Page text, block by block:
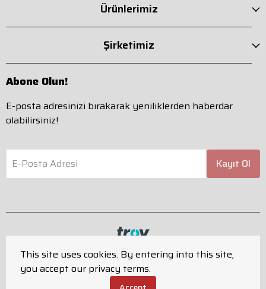
This site uses cookies. By entering into this site,
you accept our privacy terms.
Ürünlerimiz
Şirketimiz
Abone Olun!
E-posta adresinizi bırakarak yeniliklerden haberdar
olabilirsiniz!
E-Posta Adresi Kayıt Ol
Tüm hakları saklıdır.
Powered by